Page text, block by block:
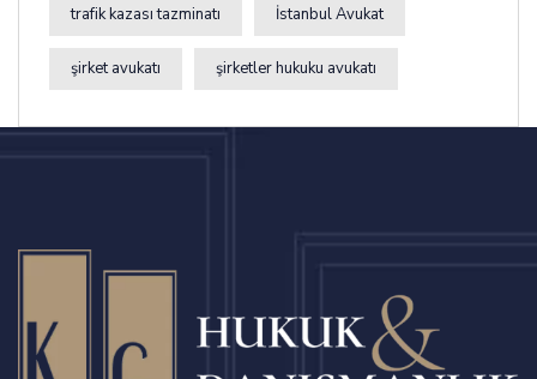
trafik kazası tazminatı İstanbul Avukat
şirket avukatı şirketler hukuku avukatı